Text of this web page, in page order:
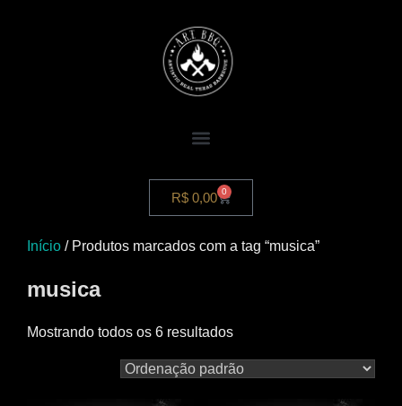
R$ 0,00 0
Início / Produtos marcados com a tag “musica”
musica
Mostrando todos os 6 resultados